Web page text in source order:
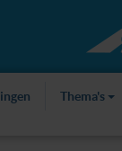
Thema's